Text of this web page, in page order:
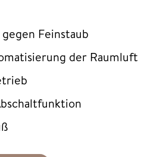
Feinstaub
der Raumluft